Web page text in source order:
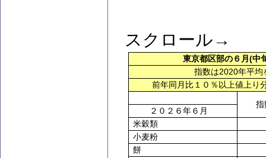
スクロール→
東京都区部の６月 (中
指数は2020年平均
前年同月比１０％以上値上り
指
２０２６年６月
米穀類
小麦粉
餅